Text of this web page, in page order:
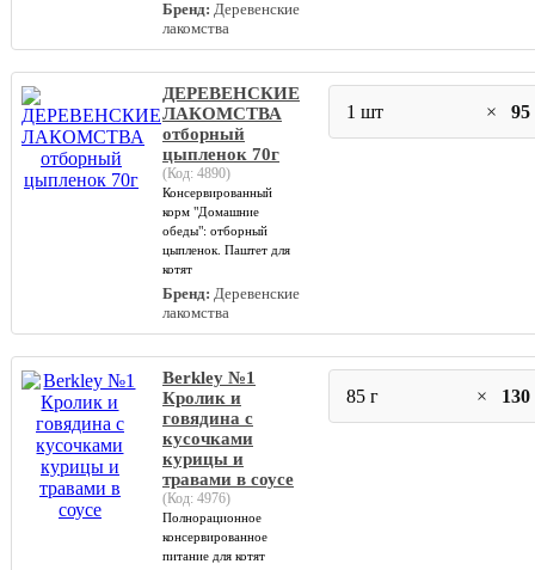
Бренд: Деревенские
лакомства
ДЕРЕВЕНСКИЕ
ЛАКОМСТВА
отборный
цыпленок 70г
(Код: 4890)
Консервированный
корм "Домашние
обеды": отборный
цыпленок. Паштет для
котят
Бренд: Деревенские
лакомства
1 шт ×
Berkley №1
Кролик и
говядина с
кусочками
курицы и
травами в соусе
(Код: 4976)
Полнорационное
консервированное
питание для котят
85 г ×